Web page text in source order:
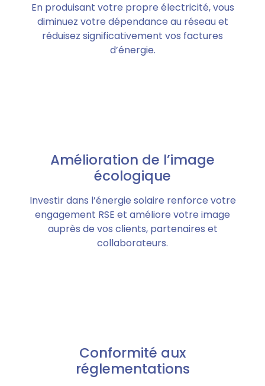
En produisant votre propre électricité, vous
diminuez votre dépendance au réseau et
réduisez significativement vos factures
d’énergie.
Amélioration de l’image
écologique
Investir dans l’énergie solaire renforce votre
engagement RSE et améliore votre image
auprès de vos clients, partenaires et
collaborateurs.
Conformité aux
réglementations